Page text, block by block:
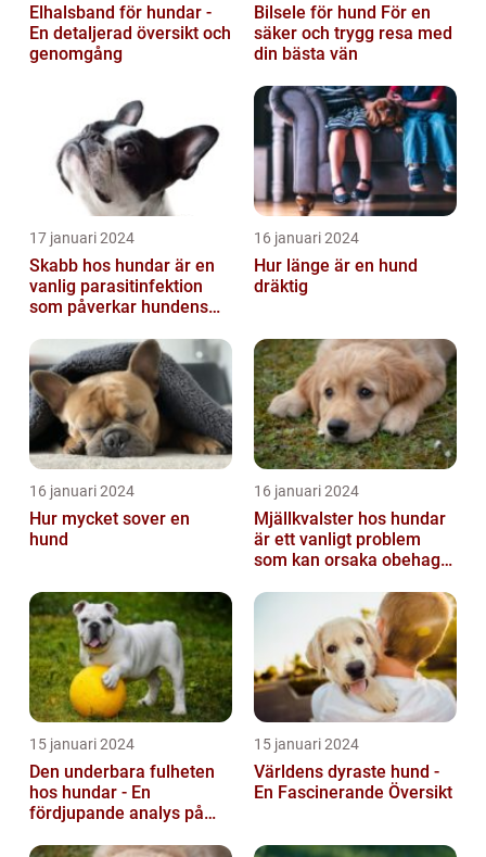
Elhalsband för hundar -
En detaljerad översikt och
genomgång
Bilsele för hund För en
säker och trygg resa med
din bästa vän
17 januari 2024
Skabb hos hundar är en
vanlig parasitinfektion
som påverkar hundens
16 januari 2024
Hur länge är en hund
dräktig
16 januari 2024
Hur mycket sover en
hund
16 januari 2024
Mjällkvalster hos hundar
är ett vanligt problem
som kan orsaka obehag
hunden...
15 januari 2024
Den underbara fulheten
hos hundar - En
fördjupande analys på
15 januari 2024
Världens dyraste hund -
En Fascinerande Översikt